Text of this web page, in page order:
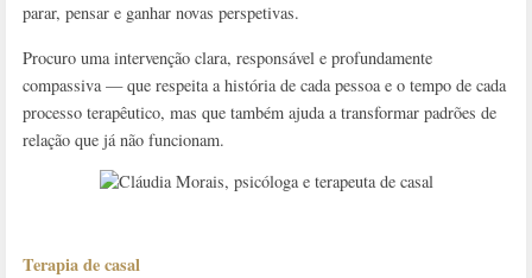
parar, pensar e ganhar novas perspetivas.
Procuro uma intervenção clara, responsável e profundamente
compassiva — que respeita a história de cada pessoa e o tempo de cada
processo terapêutico, mas que também ajuda a transformar padrões de
relação que já não funcionam.
Terapia de casal